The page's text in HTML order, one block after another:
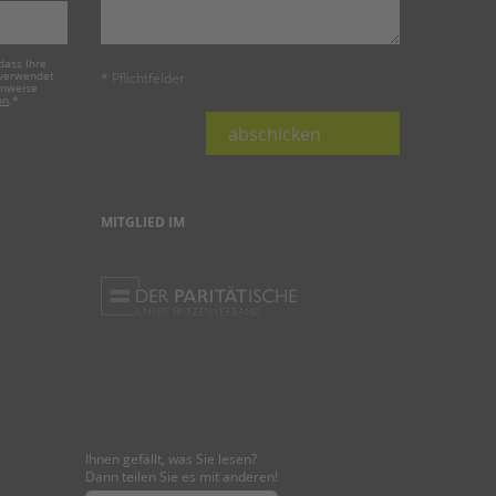
Ihre
. *
* Pflichtfelder
abschicken
MITGLIED IM
Ihnen gefällt, was Sie lesen?
Dann teilen Sie es mit anderen!